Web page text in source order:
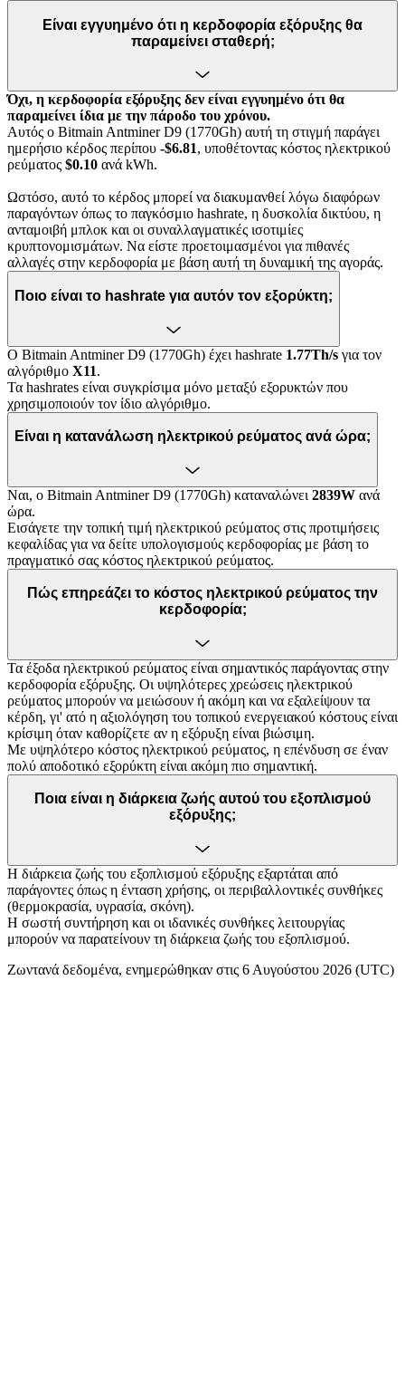
Είναι εγγυημένο ότι η κερδοφορία εξόρυξης θα
παραμείνει σταθερή;
Όχι, η κερδοφορία εξόρυξης δεν είναι εγγυημένο ότι θα
παραμείνει ίδια με την πάροδο του χρόνου.
Αυτός ο Bitmain Antminer D9 (1770Gh) αυτή τη στιγμή παράγει
ημερήσιο κέρδος περίπου -$6.81, υποθέτοντας κόστος ηλεκτρικού
ρεύματος $0.10 ανά kWh.
Ωστόσο, αυτό το κέρδος μπορεί να διακυμανθεί λόγω διαφόρων
παραγόντων όπως το παγκόσμιο hashrate, η δυσκολία δικτύου, η
ανταμοιβή μπλοκ και οι συναλλαγματικές ισοτιμίες
κρυπτονομισμάτων. Να είστε προετοιμασμένοι για πιθανές
αλλαγές στην κερδοφορία με βάση αυτή τη δυναμική της αγοράς.
Ποιο είναι το hashrate για αυτόν τον εξορύκτη;
Ο Bitmain Antminer D9 (1770Gh) έχει hashrate 1.77Th/s για τον
αλγόριθμο X11.
Τα hashrates είναι συγκρίσιμα μόνο μεταξύ εξορυκτών που
χρησιμοποιούν τον ίδιο αλγόριθμο.
Είναι η κατανάλωση ηλεκτρικού ρεύματος ανά ώρα;
Ναι, ο Bitmain Antminer D9 (1770Gh) καταναλώνει 2839W ανά
ώρα.
Εισάγετε την τοπική τιμή ηλεκτρικού ρεύματος στις προτιμήσεις
κεφαλίδας για να δείτε υπολογισμούς κερδοφορίας με βάση το
πραγματικό σας κόστος ηλεκτρικού ρεύματος.
Πώς επηρεάζει το κόστος ηλεκτρικού ρεύματος την
κερδοφορία;
Τα έξοδα ηλεκτρικού ρεύματος είναι σημαντικός παράγοντας στην
κερδοφορία εξόρυξης. Οι υψηλότερες χρεώσεις ηλεκτρικού
ρεύματος μπορούν να μειώσουν ή ακόμη και να εξαλείψουν τα
κέρδη, γι' ατό η αξιολόγηση του τοπικού ενεργειακού κόστους είναι
κρίσιμη όταν καθορίζετε αν η εξόρυξη είναι βιώσιμη.
Με υψηλότερο κόστος ηλεκτρικού ρεύματος, η επένδυση σε έναν
πολύ αποδοτικό εξορύκτη είναι ακόμη πιο σημαντική.
Ποια είναι η διάρκεια ζωής αυτού του εξοπλισμού
εξόρυξης;
Η διάρκεια ζωής του εξοπλισμού εξόρυξης εξαρτάται από
παράγοντες όπως η ένταση χρήσης, οι περιβαλλοντικές συνθήκες
(θερμοκρασία, υγρασία, σκόνη).
Η σωστή συντήρηση και οι ιδανικές συνθήκες λειτουργίας
μπορούν να παρατείνουν τη διάρκεια ζωής του εξοπλισμού.
Ζωντανά δεδομένα, ενημερώθηκαν στις 6 Αυγούστου 2026 (UTC)